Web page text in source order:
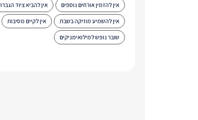
אין להזמין אורחים נוספים אין להביא ציוד
אין להשמיע מוזיקה בשבת אין לקיים מסיבות
שובר נופש למילואימניקים